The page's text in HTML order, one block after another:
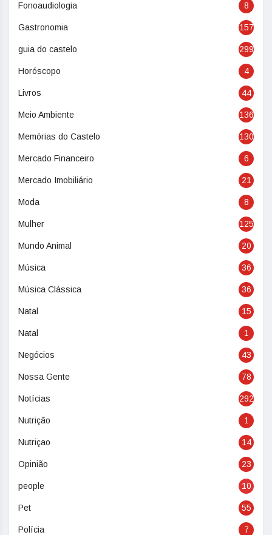
Fonoaudiologia 8
Gastronomia 157
guia do castelo 299
Horóscopo 4
Livros 44
Meio Ambiente 136
Memórias do Castelo 130
Mercado Financeiro 6
Mercado Imobiliário 21
Moda 8
Mulher 125
Mundo Animal 20
Música 36
Música Clássica 36
Natal 15
Natal 1
Negócios 43
Nossa Gente 78
Notícias 292
Nutrição 1
Nutriçao 14
Opinião 23
people 10
Pet 55
Polícia 7